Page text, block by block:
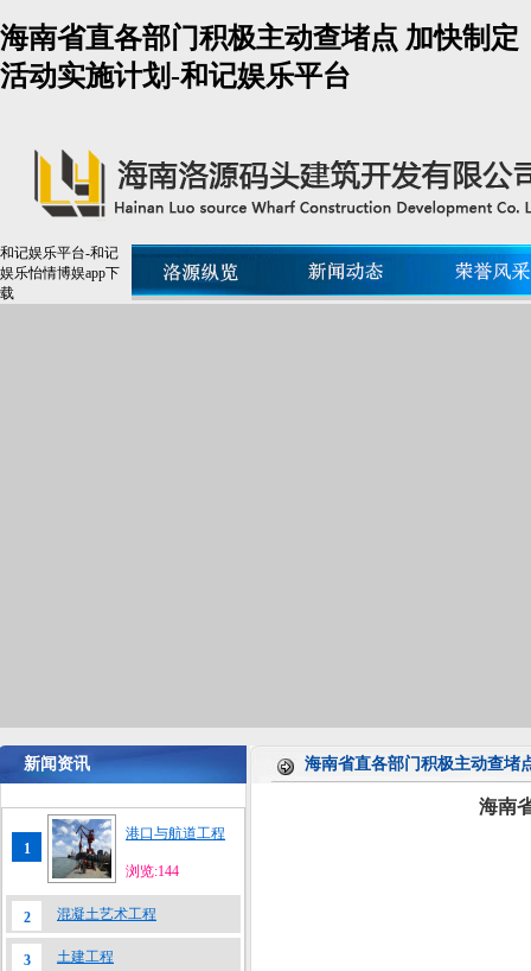
海南省直各部门积极主动查堵点 加快制定
活动实施计划-和记娱乐平台
和记娱乐平台-和记
娱乐怡情博娱app下
载
新闻资讯 海南省直各部门积极主动查堵
1
港口与航道工程
浏览:144
2 混凝土艺术工程
3 土建工程
海南